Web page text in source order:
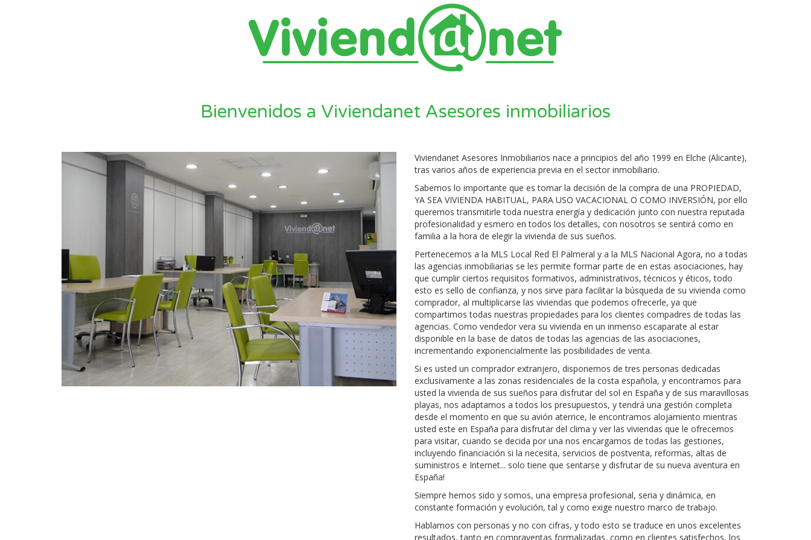
Bienvenidos a Viviendanet Asesores inmobiliarios
Viviendanet Asesores Inmobiliarios nace a principios del año 1999 en Elche (Alicante),
tras varios años de experiencia previa en el sector inmobiliario.
Sabemos lo importante que es tomar la decisión de la compra de una PROPIEDAD,
YA SEA VIVIENDA HABITUAL, PARA USO VACACIONAL O COMO INVERSIÓN, por ello
queremos transmitirle toda nuestra energía y dedicación junto con nuestra reputada
profesionalidad y esmero en todos los detalles, con nosotros se sentirá como en
familia a la hora de elegir la vivienda de sus sueños.
Pertenecemos a la MLS Local Red El Palmeral y a la MLS Nacional Agora, no a todas
las agencias inmobiliarias se les permite formar parte de en estas asociaciones, hay
que cumplir ciertos requisitos formativos, administrativos, técnicos y éticos, todo
esto es sello de confianza, y nos sirve para facilitar la búsqueda de su vivienda como
comprador, al multiplicarse las viviendas que podemos ofrecerle, ya que
compartimos todas nuestras propiedades para los clientes compadres de todas las
agencias. Como vendedor vera su vivienda en un inmenso escaparate al estar
disponible en la base de datos de todas las agencias de las asociaciones,
incrementando exponencialmente las posibilidades de venta.
Si es usted un comprador extranjero, disponemos de tres personas dedicadas
exclusivamente a las zonas residenciales de la costa española, y encontramos para
usted la vivienda de sus sueños para disfrutar del sol en España y de sus maravillosas
playas, nos adaptamos a todos los presupuestos, y tendrá una gestión completa
desde el momento en que su avión aterrice, le encontramos alojamiento mientras
usted este en España para disfrutar del clima y ver las viviendas que le ofrecemos
para visitar, cuando se decida por una nos encargamos de todas las gestiones,
incluyendo financiación si la necesita, servicios de postventa, reformas, altas de
suministros e Internet... solo tiene que sentarse y disfrutar de su nueva aventura en
España!
Siempre hemos sido y somos, una empresa profesional, seria y dinámica, en
constante formación y evolución, tal y como exige nuestro marco de trabajo.
Hablamos con personas y no con cifras, y todo esto se traduce en unos excelentes
resultados, tanto en compraventas formalizadas, como en clientes satisfechos, los